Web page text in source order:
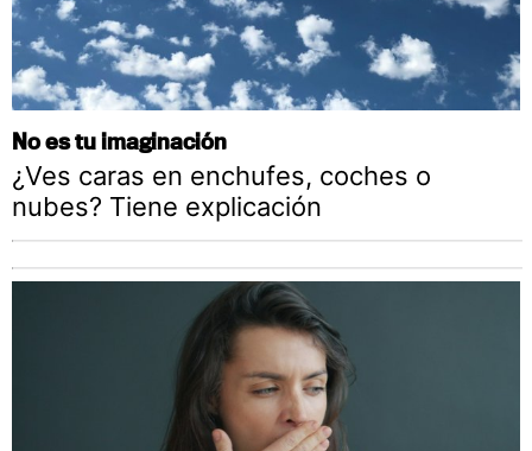
No es tu imaginación
¿Ves caras en enchufes, coches o
nubes? Tiene explicación